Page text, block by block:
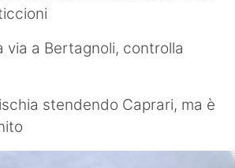
via a Bertagnoli, controlla
stendendo Caprari, ma è